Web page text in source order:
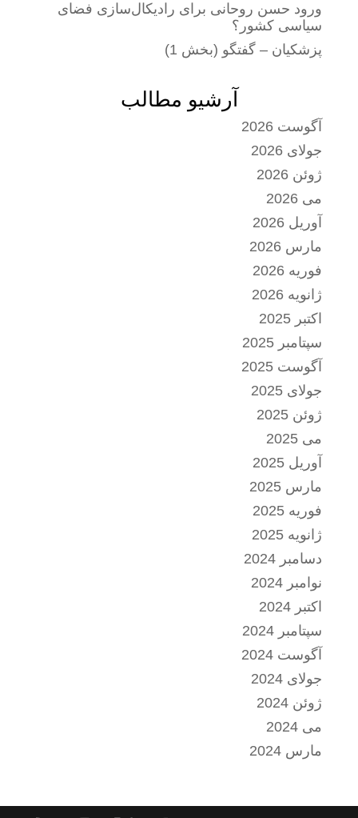
ورود حسن روحانی برای رادیکال‌سازی فضای
سیاسی کشور؟
پزشکیان – گفتگو (بخش 1)
آرشیو مطالب
آگوست 2026
جولای 2026
ژوئن 2026
می 2026
آوریل 2026
مارس 2026
فوریه 2026
ژانویه 2026
اکتبر 2025
سپتامبر 2025
آگوست 2025
جولای 2025
ژوئن 2025
می 2025
آوریل 2025
مارس 2025
فوریه 2025
ژانویه 2025
دسامبر 2024
نوامبر 2024
اکتبر 2024
سپتامبر 2024
آگوست 2024
جولای 2024
ژوئن 2024
می 2024
مارس 2024